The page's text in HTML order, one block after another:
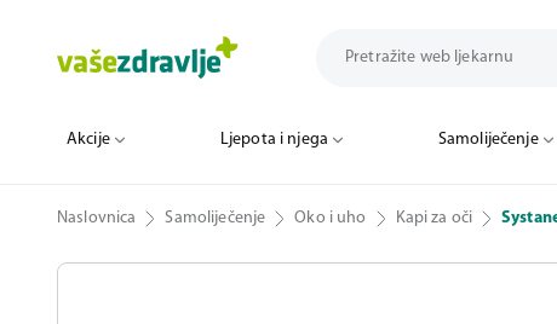
Akcije Ljepota i njega Samoliječenje
Naslovnica Samoliječenje Oko i uho Kapi za oči